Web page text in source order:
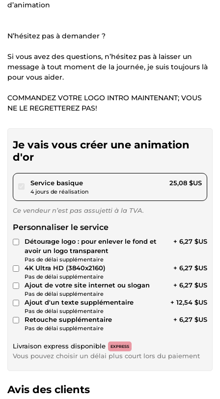
d’animation
N’hésitez pas à demander ?
Si vous avez des questions, n’hésitez pas à laisser un
message à tout moment de la journée, je suis toujours là
pour vous aider.
COMMANDEZ VOTRE LOGO INTRO MAINTENANT; VOUS
NE LE REGRETTEREZ PAS!
Je vais vous créer une animation
d'or
Service basiquepour 23,11 $US
4 jours de réalisation
25,08 $US
Ce vendeur n’est pas assujetti à la TVA.
Personnaliser le service
Détourage logo : pour enlever le fond et
avoir un logo transparent
Pas de délai supplémentaire
+ 6,27 $US
4K Ultra HD (3840x2160)
Pas de délai supplémentaire
+ 6,27 $US
Ajout de votre site internet ou slogan
Pas de délai supplémentaire
+ 6,27 $US
Ajout d'un texte supplémentaire
Pas de délai supplémentaire
+ 12,54 $US
Retouche supplémentaire
Pas de délai supplémentaire
+ 6,27 $US
Livraison express disponible EXPRESS
Vous pouvez choisir un délai plus court lors du paiement
Avis des clients